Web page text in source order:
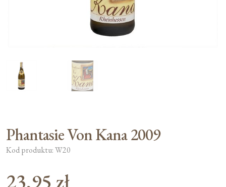
Phantasie Von Kana 2009
Kod produktu: W20
23,95 zł